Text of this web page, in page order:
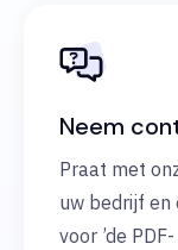
Neem
Praat met
uw bedrijf
voor ’de